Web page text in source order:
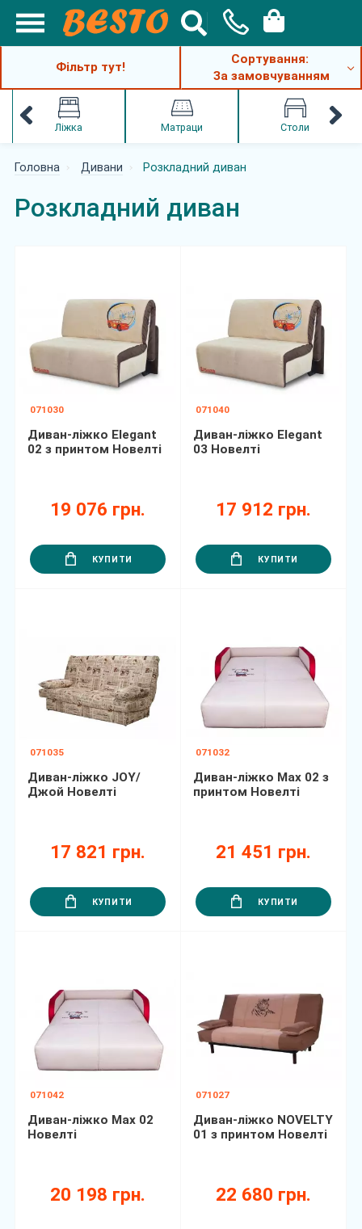
Ліжка Матраци Столи
Головна Дивани Розкладний диван
Розкладний диван
Фільтр тут!
Сортування:
За замовчуванням
071030
Диван-ліжко Elegant
02 з принтом Новелті
19 076 грн.
КУПИТИ
071040
Диван-ліжко Elegant
03 Новелті
17 912 грн.
КУПИТИ
071035
Диван-ліжко JOY/
Джой Новелті
17 821 грн.
КУПИТИ
071032
Диван-ліжко Max 02 з
принтом Новелті
21 451 грн.
КУПИТИ
071042
Диван-ліжко Max 02
Новелті
20 198 грн.
071027
Диван-ліжко NOVELTY
01 з принтом Новелті
22 680 грн.